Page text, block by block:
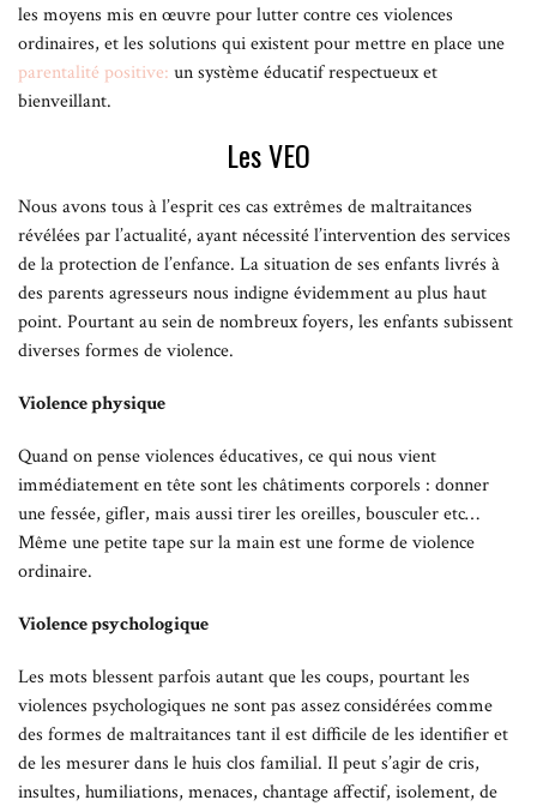
les moyens mis en œuvre pour lutter contre ces violences
ordinaires, et les solutions qui existent pour mettre en place une
parentalité positive: un système éducatif respectueux et
bienveillant.
Les VEO
Nous avons tous à l’esprit ces cas extrêmes de maltraitances
révélées par l’actualité, ayant nécessité l’intervention des services
de la protection de l’enfance. La situation de ses enfants livrés à
des parents agresseurs nous indigne évidemment au plus haut
point. Pourtant au sein de nombreux foyers, les enfants subissent
diverses formes de violence.
Violence physique
Quand on pense violences éducatives, ce qui nous vient
immédiatement en tête sont les châtiments corporels : donner
une fessée, gifler, mais aussi tirer les oreilles, bousculer etc…
Même une petite tape sur la main est une forme de violence
ordinaire.
Violence psychologique
Les mots blessent parfois autant que les coups, pourtant les
violences psychologiques ne sont pas assez considérées comme
des formes de maltraitances tant il est difficile de les identifier et
de les mesurer dans le huis clos familial. Il peut s’agir de cris,
insultes, humiliations, menaces, chantage affectif, isolement, de